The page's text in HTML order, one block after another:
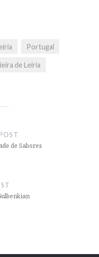
Portugal
de Leiria
de Sabores